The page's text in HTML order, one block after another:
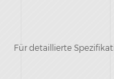
Für detaillierte